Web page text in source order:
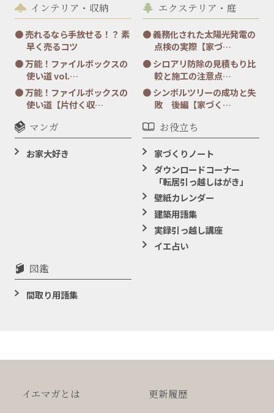
インテリア・収納
売れるなら手放せる！？ 素
早く売るコツ
万能！ファイルボックスの
使い道 vol.…
万能！ファイルボックスの
使い道【片付く収…
エクステリア・庭
義務化された太陽光発電の
点検の実際【家づ…
シロアリ防除の見積もり比
較と施工の注意点…
シンボルツリーの成功と失
敗 後編【家づく…
マンガ
お家大好き
お役立ち
家づくりノート
ダウンロードコーナー
「転居引っ越しはがき」
壁紙カレンダー
建築用語集
実録引っ越し講座
イエ占い
図鑑
間取り用語集
イエマガとは 更新履歴